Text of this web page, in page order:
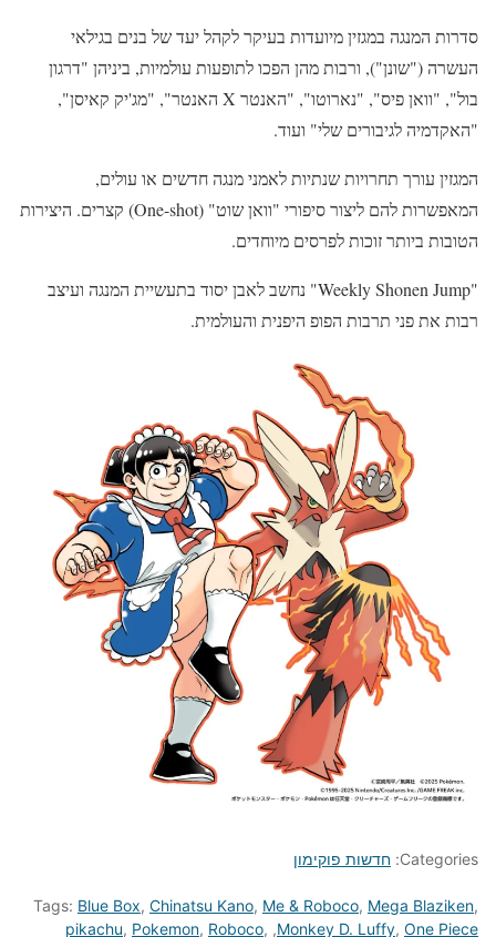
סדרות המנגה במגזין מיועדות בעיקר לקהל יעד של בנים בגילאי
העשרה ("שונן"), ורבות מהן הפכו לתופעות עולמיות, ביניהן "דרגון
בול", "וואן פיס", "נארוטו", "האנטר X האנטר", "מג'יק קאיסן",
"האקדמיה לגיבורים שלי" ועוד.
המגזין עורך תחרויות שנתיות לאמני מנגה חדשים או עולים,
המאפשרות להם ליצור סיפורי "וואן שוט" (One-shot) קצרים. היצירות
הטובות ביותר זוכות לפרסים מיוחדים.
"Weekly Shonen Jump" נחשב לאבן יסוד בתעשיית המנגה ועיצב
רבות את פני תרבות הפופ היפנית והעולמית.
Categories: חדשות פוקימון
Tags: Blue Box, Chinatsu Kano, Me & Roboco, Mega Blaziken,
Monkey D. Luffy, One Piece‏
,
pikachu, Pokemon, Roboco,